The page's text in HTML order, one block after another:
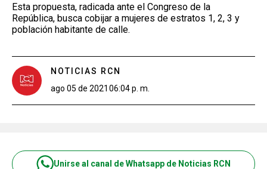
Esta propuesta, radicada ante el Congreso de la
República, busca cobijar a mujeres de estratos 1, 2, 3 y
población habitante de calle.
NOTICIAS RCN
ago 05 de 2021 06:04 p. m.
Unirse al canal de Whatsapp de Noticias RCN